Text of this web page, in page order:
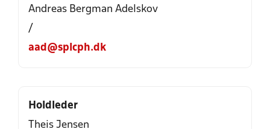
Andreas Bergman Adelskov
/
aad@splcph.dk
Holdleder
Theis Jensen